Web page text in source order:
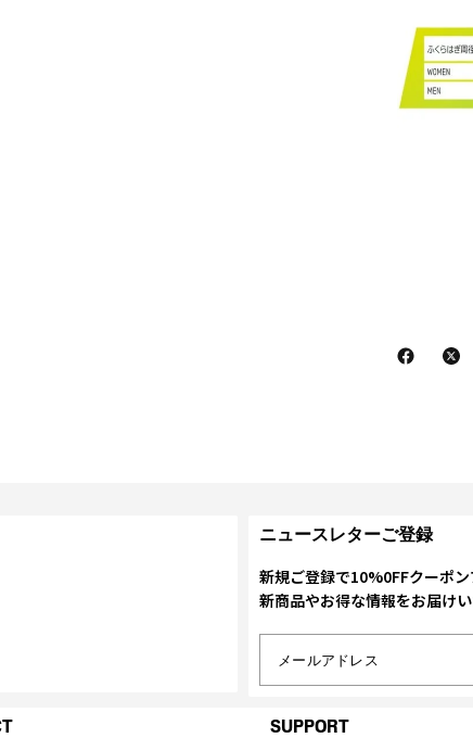
ニュースレターご登録
新規ご登録で10%0FFクーポン
新商品やお得な情報をお届けい
メールアドレス
SUPPORT